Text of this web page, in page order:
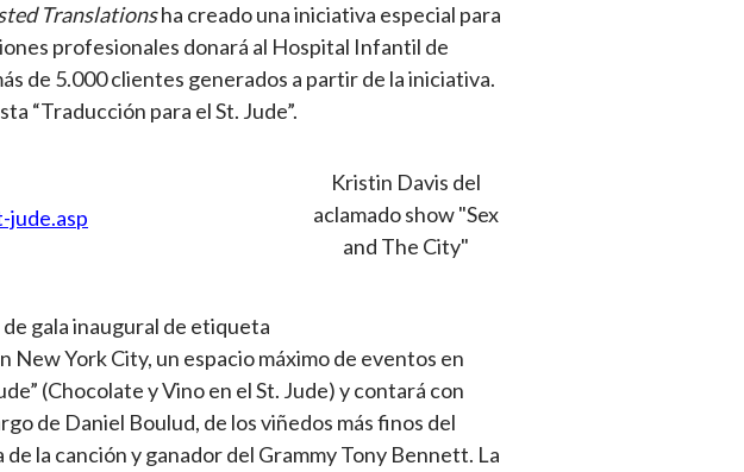
Translationsha creado una iniciativa especial para
profesionales donará al Hospital Infantil de
de 5.000 clientes generados a partir de la iniciativa.
“Traducción para el St. Jude”.
Kristin Davis del
aclamado show "Sex
and The City"
de gala inaugural de etiqueta
York City, un espacio máximo de eventos en
(Chocolate y Vino en el St. Jude) y contará con
de Daniel Boulud, de los viñedos más finos del
la canción y ganador del Grammy Tony Bennett. La